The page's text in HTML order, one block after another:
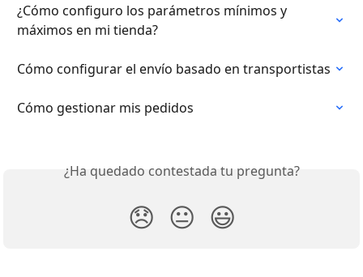
¿Cómo configuro los parámetros mínimos y
máximos en mi tienda?
Cómo configurar el envío basado en transportistas
Cómo gestionar mis pedidos
¿Ha quedado contestada tu pregunta?
😞 😐 😃